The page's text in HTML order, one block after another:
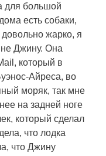
для большой
есть собаки,
жарко, я
Джину. Она
который в
Айреса, во
моряк, так мне
на задней ноге
который сделал
что лодка
что Джину